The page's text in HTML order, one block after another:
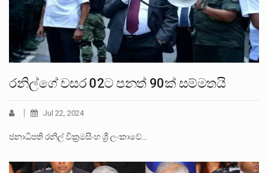
රනිල්ගේ වසර 02ට පනත් 90ක් සම්මතයි
Jul 22, 2024
ජනාධිපති රනිල් වික්‍රමසිංහ ශ්‍රී ලංකාවේ…